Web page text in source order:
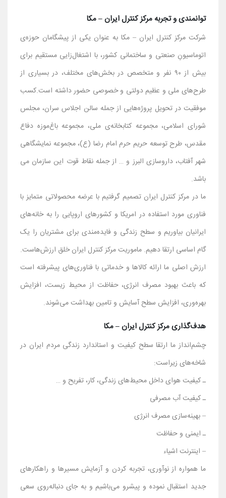
توانمندی و تجربه مرکز کنترل ایران – مکا
شرکت مرکز کنترل ایران – مکا به عنوان یکی از پیشگامان حوزه‌ی
اتوماسیونِ صنعتی و ساختمانی کشور، با اشتغال‌زایی مستقیم برای
بیش از ۹۰ نفر و متخصص در بخش‌های مختلف، در بسیاری از
طرح‌های ملی و عظیم دولتی و خصوصی حضور داشته است.کسب
موفقیت در تحویل پروژه‌هایی از جمله سالن اجلاس سران، مجلس
شورای اسلامی، مجموعه کتابخانه‌ی ملی، مجموعه باغ‌موزه دفاع
مقدس، طرح توسعه حریم حرم امام رضا (ع)، مجموعه نمایشگاهی
شهر آفتاب، داروسازی البرز و … از جمله نقاط قوت این سازمان می
باشد.
ما در مرکز کنترل ایران تصمیم گرفتیم با عرضه محصولاتی متمایز با
فناوری مورد استفاده در امریکا و کشورهای اروپایی را به خانه‌های
ایرانیان بیاوریم و سطح زندگی و فایده‌مندی برای مشتریان را یک
گام اساسی ارتقا دهیم. ماموریت مرکز کنترل ایران خلق ارزش‌هاست.
ارزش اصلی ما ارائه کالاها و خدماتی با فناوری‌های پیشرفته است
که باعث بهبود مصرف انرژی، حفاظت از محیط زیست، افزایش
بهره‌وری، افزایش سطح آسایش و تامین بهداشت می‌شوند.
هدف‌گذاری‌ مرکز کنترل ایران – مکا
چشم‌انداز ما ارتقا سطح کیفیت و استاندارد زندگی مردم ایران در
شاخه‌های زیراست:
ـ کیفیت هوای داخل محیط‌های زندگی، کار، تفریح و …
ـ کیفیت آب مصرفی
– بهینه‌سازی مصرف انرژی
ـ ایمنی و حفاظت
– اینترنت اشیاء
ما همواره از نوآوری، تجربه کردن و آزمایش مسیرها و راهکارهای
جدید استقبال نموده و پیشرو می‌باشیم و به جای دنباله‌روی سعی